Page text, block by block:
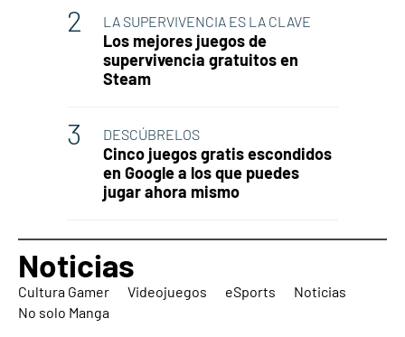
LA SUPERVIVENCIA ES LA CLAVE
Los mejores juegos de
supervivencia gratuitos en
Steam
DESCÚBRELOS
Cinco juegos gratis escondidos
en Google a los que puedes
jugar ahora mismo
Noticias
Cultura Gamer Videojuegos eSports
Noticias
No solo Manga